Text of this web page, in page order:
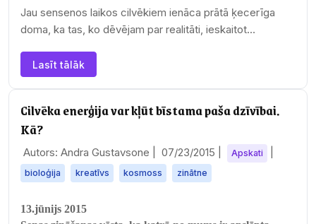
Jau sensenos laikos cilvēkiem ienāca prātā ķecerīga
doma, ka tas, ko dēvējam par realitāti, ieskaitot…
Lasīt tālāk
Cilvēka enerģija var kļūt bīstama paša dzīvībai.
Kā?
Autors: Andra Gustavsone | 07/23/2015 Apskati
bioloģija kreatīvs kosmoss zinātne
13.jūnijs 2015